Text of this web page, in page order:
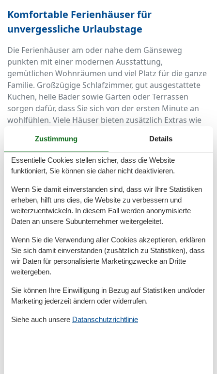
Komfortable Ferienhäuser für
unvergessliche Urlaubstage
Die Ferienhäuser am oder nahe dem Gänseweg
punkten mit einer modernen Ausstattung,
gemütlichen Wohnräumen und viel Platz für die ganze
Familie. Großzügige Schlafzimmer, gut ausgestattete
Küchen, helle Bäder sowie Gärten oder Terrassen
sorgen dafür, dass Sie sich von der ersten Minute an
wohlfühlen. Viele Häuser bieten zusätzlich Extras wie
entspannte Tage an der Ostsee.
Von Ihrer Unterkunft aus erreichen Sie zu Fuß oder mit
dem Fahrrad den Strand, Einkaufsmöglichkeiten und
zahlreiche Restaurants, sodass Sie Ihr Auto auch
einmal stehen lassen können.
Warum Gäste den Gänseweg so schätzen
Die Lage am Gänseweg gilt als Geheimtipp unter
Zingst-Kennern. Sie ist ruhig, gepflegt und dennoch
zentral, sodass Sie morgens entspannt Brötchen
holen, tagsüber am Strand liegen oder Ausflüge in die
Natur machen und abends in einem der gemütlichen
Restaurants essen können – alles ohne lange Wege.
saubere, ruhige Umgebung und die komfortable
Zustimmung Details
Essentielle Cookies stellen sicher, dass die Website
funktioniert, Sie können sie daher nicht deaktivieren.
Wenn Sie damit einverstanden sind, dass wir Ihre Statistiken
erheben, hilft uns dies, die Website zu verbessern und
weiterzuentwickeln. In diesem Fall werden anonymisierte
Daten an unsere Subunternehmer weitergeleitet.
Wenn Sie die Verwendung aller Cookies akzeptieren, erklären
Sie sich damit einverstanden (zusätzlich zu Statistiken), dass
wir Daten für personalisierte Marketingzwecke an Dritte
weitergeben.
Sie können Ihre Einwilligung in Bezug auf Statistiken und/oder
Marketing jederzeit ändern oder widerrufen.
Siehe auch unsere Datanschutzrichtlinie